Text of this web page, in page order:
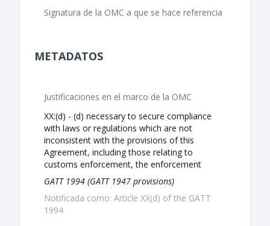
Signatura de la OMC a que se hace referencia
METADATOS
Justificaciones en el marco de la OMC
XX:(d) - (d) necessary to secure compliance
with laws or regulations which are not
inconsistent with the provisions of this
Agreement, including those relating to
customs enforcement, the enforcement
GATT 1994 (GATT 1947 provisions)
Notificada como: Article XX(d) of the GATT
1994